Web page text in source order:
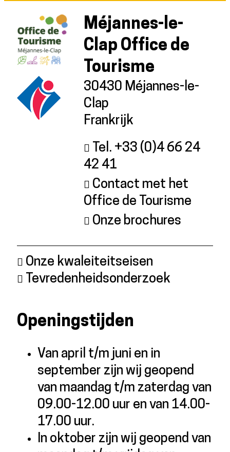
Méjannes-le-
Clap Office de
Tourisme
30430 Méjannes-le-
Clap
Frankrijk
Tel. +33 (0)4 66 24
42 41
Contact met het
Office de Tourisme
Onze brochures
Onze kwaleiteitseisen
Tevredenheidsonderzoek
Openingstijden
Van april t/m juni en in
september zijn wij geopend
van maandag t/m zaterdag van
09.00-12.00 uur en van 14.00-
17.00 uur.
In oktober zijn wij geopend van